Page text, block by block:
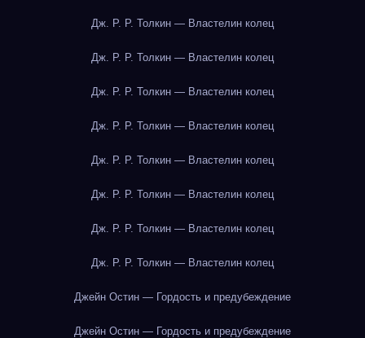
Дж. Р. Р. Толкин — Властелин колец
Дж. Р. Р. Толкин — Властелин колец
Дж. Р. Р. Толкин — Властелин колец
Дж. Р. Р. Толкин — Властелин колец
Дж. Р. Р. Толкин — Властелин колец
Дж. Р. Р. Толкин — Властелин колец
Дж. Р. Р. Толкин — Властелин колец
Дж. Р. Р. Толкин — Властелин колец
Джейн Остин — Гордость и предубеждение
Джейн Остин — Гордость и предубеждение